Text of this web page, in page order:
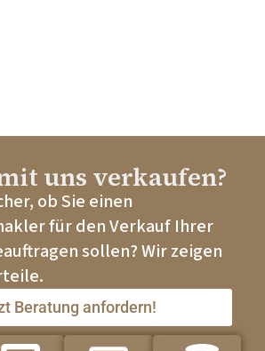
uns verkaufen?
ob Sie einen
für den Verkauf Ihrer
sollen? Wir zeigen
Beratung anfordern!